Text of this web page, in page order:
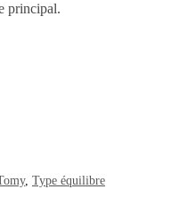
principal.
, Type équilibre